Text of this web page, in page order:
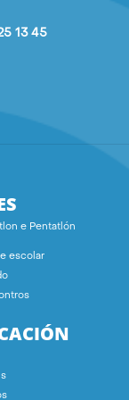
13 45
e Pentatlón
escolar